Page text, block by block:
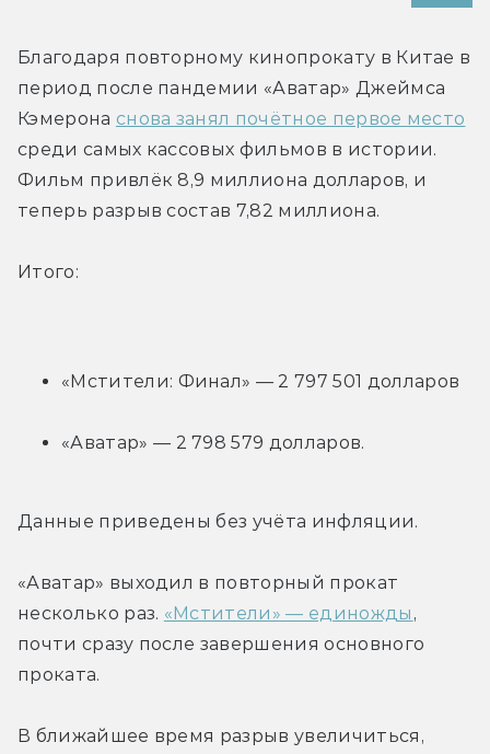
Благодаря повторному кинопрокату в Китае в
период после пандемии «Аватар» Джеймса
Кэмерона снова занял почётное первое место
среди самых кассовых фильмов в истории.
Фильм привлёк 8,9 миллиона долларов, и
теперь разрыв состав 7,82 миллиона.
Итого:
«Мстители: Финал» — 2 797 501 долларов
«Аватар» — 2 798 579 долларов.
Данные приведены без учёта инфляции.
«Аватар» выходил в повторный прокат
несколько раз. «Мстители» — единожды ,
почти сразу после завершения основного
проката.
В ближайшее время разрыв увеличиться,